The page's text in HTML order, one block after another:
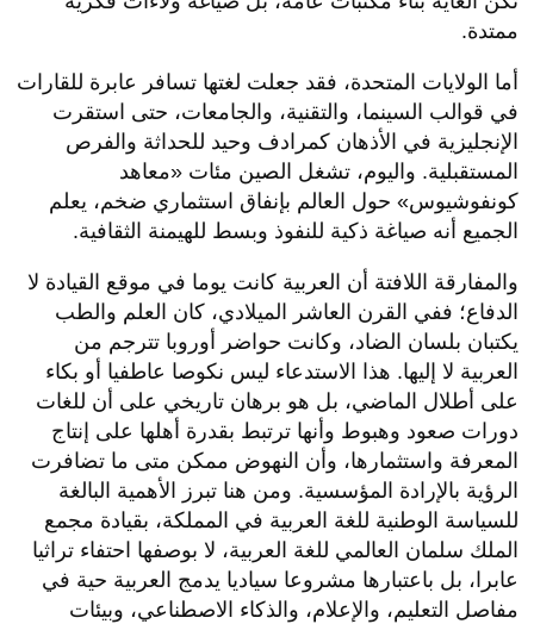
ممتدة.
أما الولايات المتحدة، فقد جعلت لغتها تسافر عابرة للقارات
في قوالب السينما، والتقنية، والجامعات، حتى استقرت
الإنجليزية في الأذهان كمرادف وحيد للحداثة والفرص
المستقبلية. واليوم، تشغل الصين مئات «معاهد
كونفوشيوس» حول العالم بإنفاق استثماري ضخم، يعلم
الجميع أنه صياغة ذكية للنفوذ وبسط للهيمنة الثقافية.
والمفارقة اللافتة أن العربية كانت يوما في موقع القيادة لا
الدفاع؛ ففي القرن العاشر الميلادي، كان العلم والطب
يكتبان بلسان الضاد، وكانت حواضر أوروبا تترجم من
العربية لا إليها. هذا الاستدعاء ليس نكوصا عاطفيا أو بكاء
على أطلال الماضي، بل هو برهان تاريخي على أن للغات
دورات صعود وهبوط وأنها ترتبط بقدرة أهلها على إنتاج
المعرفة واستثمارها، وأن النهوض ممكن متى ما تضافرت
الرؤية بالإرادة المؤسسية. ومن هنا تبرز الأهمية البالغة
للسياسة الوطنية للغة العربية في المملكة، بقيادة مجمع
الملك سلمان العالمي للغة العربية، لا بوصفها احتفاء تراثيا
عابرا، بل باعتبارها مشروعا سياديا يدمج العربية حية في
مفاصل التعليم، والإعلام، والذكاء الاصطناعي، وبيئات